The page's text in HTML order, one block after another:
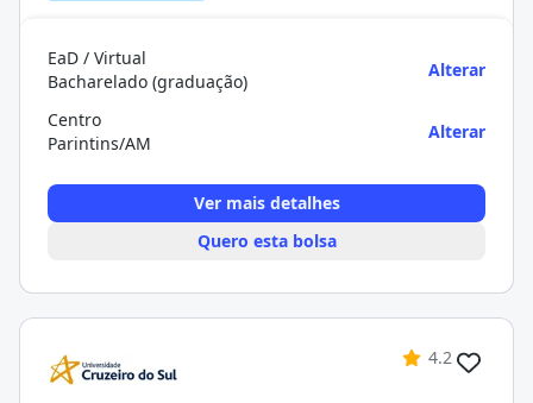
EaD / Virtual
Bacharelado (graduação)
Alterar
Centro
Parintins/AM
Alterar
Ver mais detalhes
Quero esta bolsa
4.2